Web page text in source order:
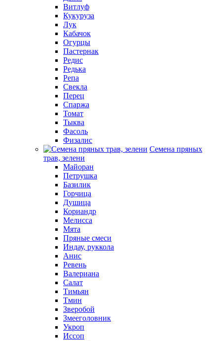
Витлуф
Кукуруза
Лук
Кабачок
Огурцы
Пастернак
Редис
Редька
Репа
Свекла
Перец
Спаржа
Томат
Тыква
Фасоль
Физалис
Семена пряных
трав, зелени
Майоран
Петрушка
Базилик
Горчица
Душица
Кориандр
Мелисса
Мята
Пряные смеси
Индау, руккола
Анис
Ревень
Валериана
Салат
Тимьян
Тмин
Зверобой
Змееголовник
Укроп
Иссоп